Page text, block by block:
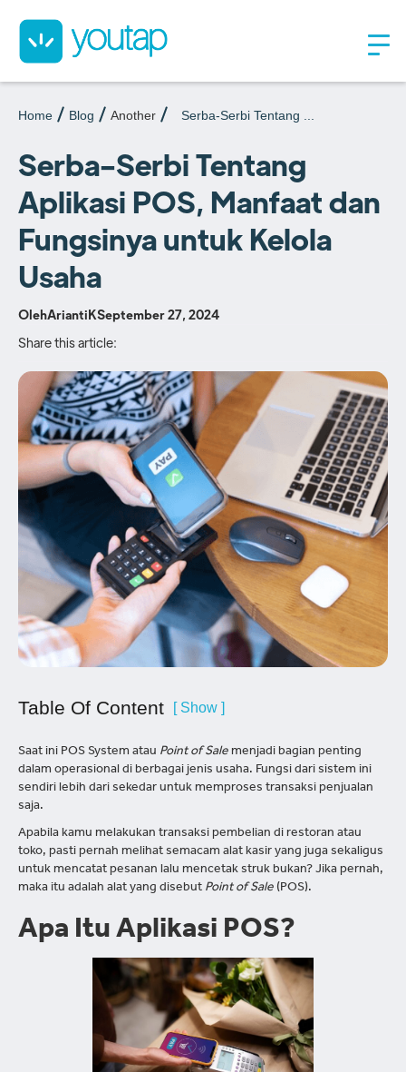
Home Blog Another Serba-Serbi Tentang ...
Serba-Serbi Tentang
Aplikasi POS, Manfaat dan
Fungsinya untuk Kelola
Usaha
OlehAriantiKSeptember 27, 2024
Share this article:
Table Of Content [ Show ]
Saat ini POS System atau Point of Sale menjadi bagian penting
dalam operasional di berbagai jenis usaha. Fungsi dari sistem ini
sendiri lebih dari sekedar untuk memproses transaksi penjualan
saja.
Apabila kamu melakukan transaksi pembelian di restoran atau
toko, pasti pernah melihat semacam alat kasir yang juga sekaligus
untuk mencatat pesanan lalu mencetak struk bukan? Jika pernah,
maka itu adalah alat yang disebut Point of Sale (POS).
Apa Itu Aplikasi POS?